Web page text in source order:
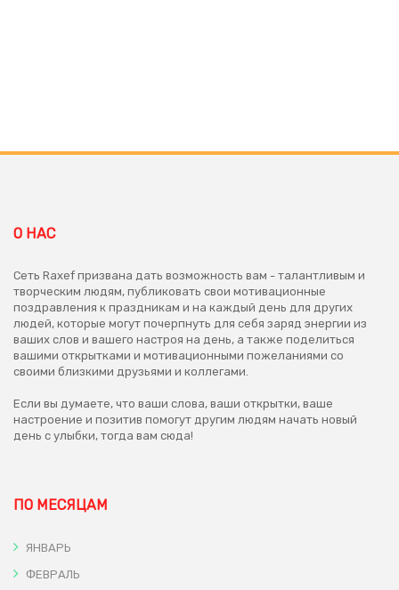
О НАС
Сеть Raxef призвана дать возможность вам - талантливым и
творческим людям, публиковать свои мотивационные
поздравления к праздникам и на каждый день для других
людей, которые могут почерпнуть для себя заряд энергии из
ваших слов и вашего настроя на день, а также поделиться
вашими открытками и мотивационными пожеланиями со
своими близкими друзьями и коллегами.
Если вы думаете, что ваши слова, ваши открытки, ваше
настроение и позитив помогут другим людям начать новый
день с улыбки, тогда вам сюда!
ПО МЕСЯЦАМ
ЯНВАРЬ
ФЕВРАЛЬ